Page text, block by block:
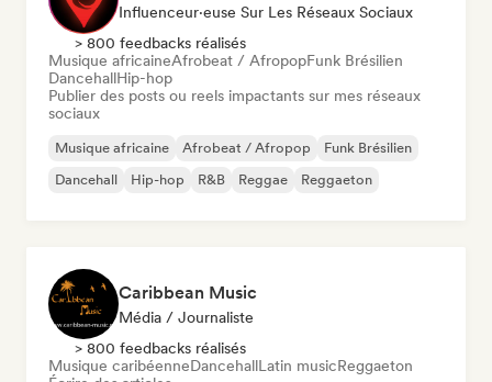
Influenceur·euse Sur Les Réseaux Sociaux
> 800 feedbacks réalisés
Musique africaineAfrobeat / AfropopFunk Brésilien
DancehallHip-hop
Publier des posts ou reels impactants sur mes réseaux
sociaux
Musique africaine Afrobeat / Afropop
Funk Brésilien
Dancehall
Hip-hop R&B Reggae Reggaeton
Caribbean Music
Média / Journaliste
> 800 feedbacks réalisés
Musique caribéenneDancehallLatin musicReggaeton